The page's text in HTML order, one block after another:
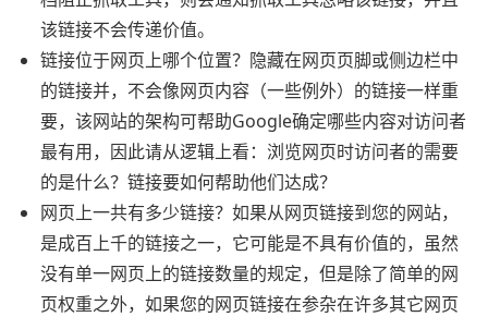
该链接不会传递价值。
链接位于网页上哪个位置？隐藏在网页页脚或侧边栏中
的链接并，不会像网页内容（一些例外）的链接一样重
要，该网站的架构可帮助Google确定哪些内容对访问者
最有用，因此请从逻辑上看：浏览网页时访问者的需要
的是什么？链接要如何帮助他们达成？
网页上一共有多少链接？如果从网页链接到您的网站，
是成百上千的链接之一，它可能是不具有价值的，虽然
没有单一网页上的链接数量的规定，但是除了简单的网
页权重之外，如果您的网页链接在参杂在许多其它网页